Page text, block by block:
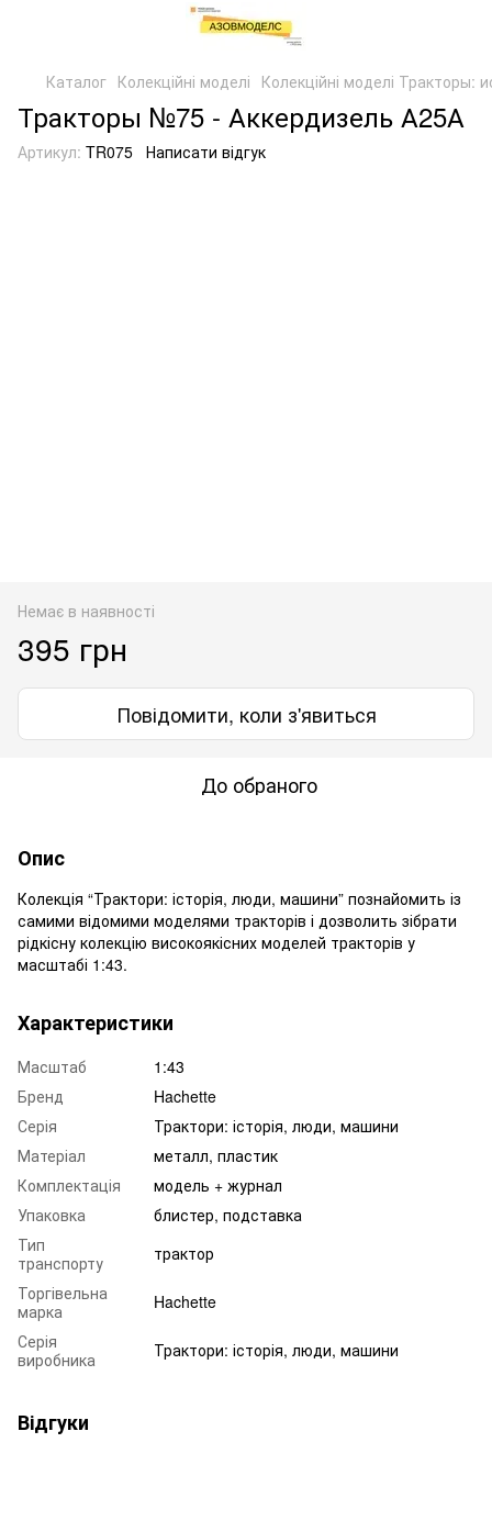
Каталог Колекційні моделі Колекційні моделі
Тракторы №75 - Аккердизель А25А
Артикул: TR075 Написати відгук
Немає в наявності
395 грн
Повідомити, коли з'явиться
До обраного
Опис
Колекція “Трактори: історія, люди, машини” познайомить із
самими відомими моделями тракторів і дозволить зібрати
рідкісну колекцію високоякісних моделей тракторів у
масштабі 1:43.
Характеристики
Масштаб
1:43
Бренд
Hachette
Серія
Трактори: історія, люди, машини
Матеріал
металл, пластик
Комплектація
модель + журнал
Упаковка
блистер, подставка
Тип
транспорту
трактор
Торгівельна
марка
Hachette
Серія
виробника
Трактори: історія, люди, машини
Відгуки